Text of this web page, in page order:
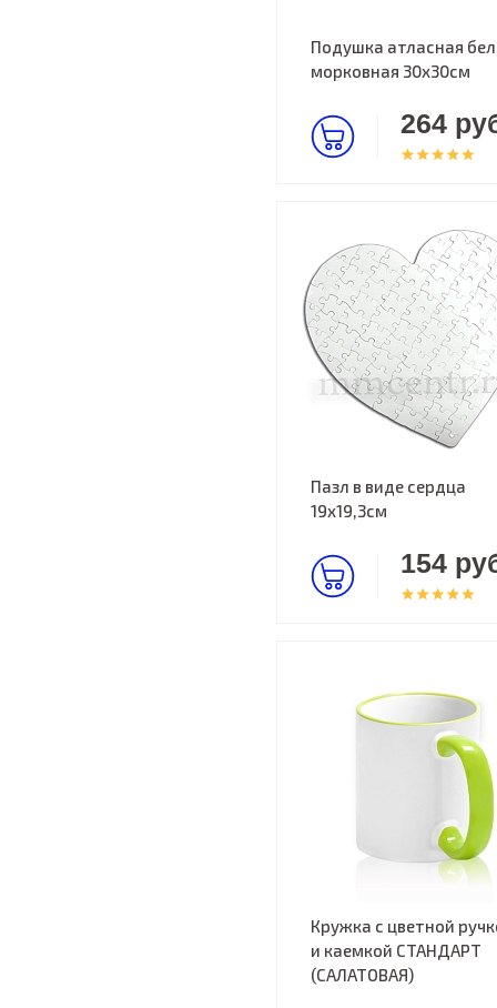
Подушка атласная
морковная 30х30см
264
Пазл в виде сердца
19х19,3см
154
Кружка с цветной
и каемкой СТАНДАРТ
(САЛАТОВАЯ)